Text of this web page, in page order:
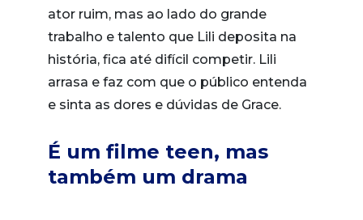
ator ruim, mas ao lado do grande
trabalho e talento que Lili deposita na
história, fica até difícil competir. Lili
arrasa e faz com que o público entenda
e sinta as dores e dúvidas de Grace.
É um filme teen, mas
também um drama